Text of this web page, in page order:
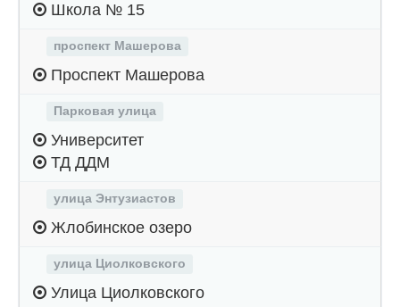
Школа № 15
проспект Машерова
Проспект Машерова
Парковая улица
Университет
ТД ДДМ
улица Энтузиастов
Жлобинское озеро
улица Циолковского
Улица Циолковского